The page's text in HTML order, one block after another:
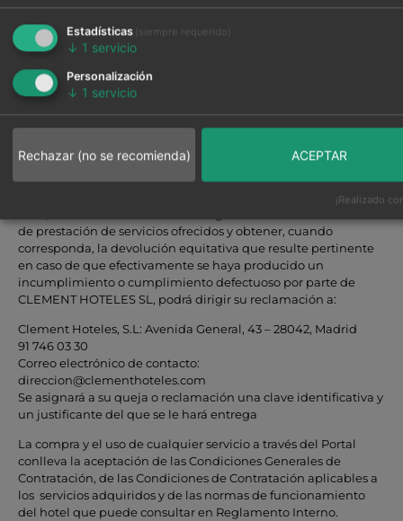
13,30 horas. Check out, como máximo, a las 12 horas del día de
salida
Desistimiento.
Según Según dispone el artículo 103.i de la Ley de
Consumidores/Usuarios (RDL 1/2007) a éste contrato no es
aplicable el Derecho de Desistimiento del
consumidor/usuario.
PROCEDIMIENTO PARA ATENDER LAS RECLAMACIONES
A fin de que el Usuario pueda reclamar con eficacia en caso de
de prestación de servicios ofrecidos y obtener, cuando
corresponda, la devolución equitativa que resulte pertinente
en caso de que efectivamente se haya producido un
incumplimiento o cumplimiento defectuoso por parte de
CLEMENT HOTELES SL, podrá dirigir su reclamación a:
Clement Hoteles, S.L: Avenida General, 43 – 28042, Madrid
91 746 03 30
Correo electrónico de contacto:
direccion@clementhoteles.com
Se asignará a su queja o reclamación una clave identificativa y
un justificante del que se le hará entrega
La compra y el uso de cualquier servicio a través del Portal
conlleva la aceptación de las Condiciones Generales de
Contratación, de las Condiciones de Contratación aplicables a
los servicios adquiridos y de las normas de funcionamiento
del hotel que puede consultar en Reglamento Interno.
Estadísticas (siempre requerido)
↓ 1 servicio
Personalización
↓ 1 servicio
Rechazar (no se recomienda) ACEPTAR
¡Realizado